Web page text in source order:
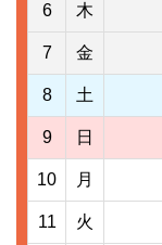
6 木
7 金
8 土
9 日
10 月
11 火